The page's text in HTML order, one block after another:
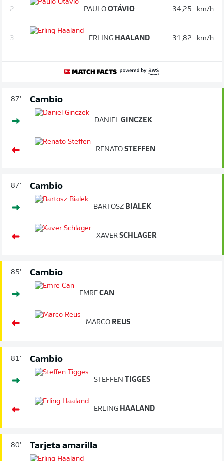
2. PAULO OTÁVIO 34,25 km/h
3. ERLING HAALAND 31,82 km/h
87' Cambio
DANIEL GINCZEK
RENATO STEFFEN
87' Cambio
BARTOSZ BIALEK
XAVER SCHLAGER
85' Cambio
EMRE CAN
MARCO REUS
81' Cambio
STEFFEN TIGGES
ERLING HAALAND
80' Tarjeta amarilla